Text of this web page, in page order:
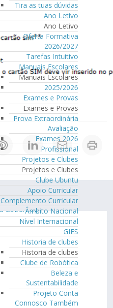
Tira as tuas dúvidas
Ano Letivo
Ano Letivo
Oferta Formativa
2026/2027
Tarefas Intuitivo
Manuais Escolares
Manuais Escolares
2025/2026
Exames e Provas
Exames e Provas
Prova Extraordinária
Avaliação
Exames 2026
Profissional
Projetos e Clubes
Projetos e Clubes
Clube Ubuntu
Apoio Curricular
Complemento Curricular
Âmbito Nacional
Nível Internacional
GIES
Historia de clubes
Historia de clubes
Clube de Robótica
Beleza e
Sustentabilidade
Projeto Conta
Connosco Também